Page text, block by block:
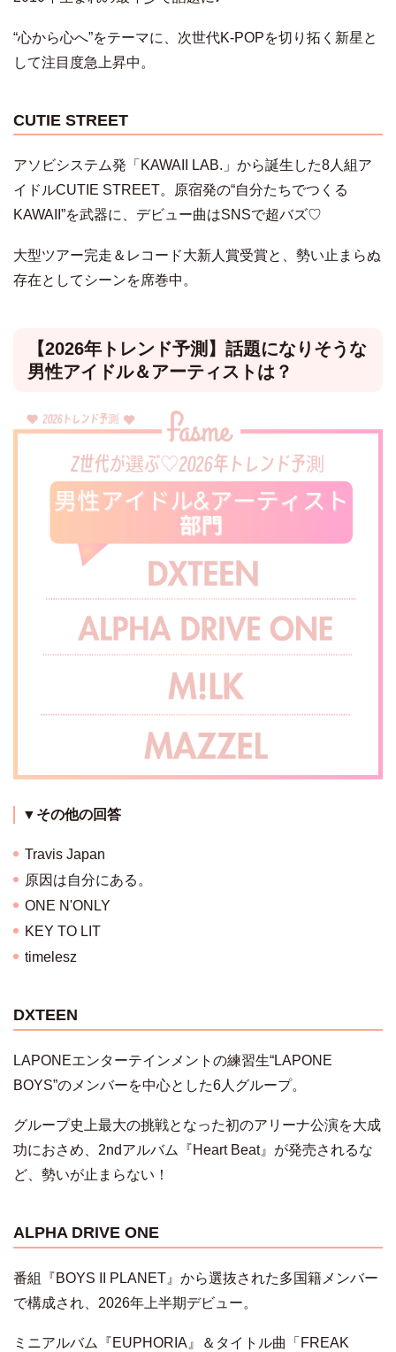
“心から心へ”をテーマに、次世代K-POPを切り拓く新星と
して注目度急上昇中。
CUTIE STREET
アソビシステム発「KAWAII LAB.」から誕生した8人組ア
イドルCUTIE STREET。原宿発の“自分たちでつくる
KAWAII”を武器に、デビュー曲はSNSで超バズ♡
大型ツアー完走＆レコード大新人賞受賞と、勢い止まらぬ
存在としてシーンを席巻中。
【2026年トレンド予測】話題になりそうな
男性アイドル＆アーティストは？
▼その他の回答
Travis Japan
原因は自分にある。
ONE N'ONLY
KEY TO LIT
timelesz
DXTEEN
LAPONEエンターテインメントの練習生“LAPONE
BOYS”のメンバーを中心とした6人グループ。
グループ史上最大の挑戦となった初のアリーナ公演を大成
功におさめ、2ndアルバム『Heart Beat』が発売されるな
ど、勢いが止まらない！
ALPHA DRIVE ONE
番組『BOYS II PLANET』から選抜された多国籍メンバー
で構成され、2026年上半期デビュー。
ミニアルバム『EUPHORIA』＆タイトル曲「FREAK